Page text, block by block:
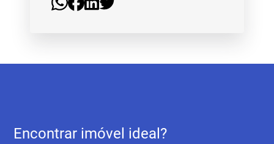
Encontrar imóvel ideal?